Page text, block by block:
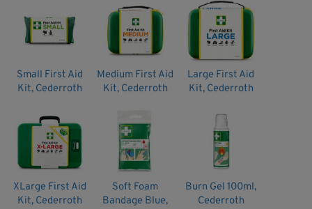
Kombinerad ögon- och sårtvätt
Kan användas flera gånger
Steril till sista droppen
Passar i Första Hjälpen-stationen
150 ml steril koksaltlösning, 0,9% NaCl. Utan
konserveringsmedel. Miljövänlig drivgas: nitrogen. Total
Artikelnr: BG1002309
Small First Aid
Kit, Cederroth
Medium First Aid
Kit, Cederroth
Large First Aid
Kit, Cederroth
XLarge First Aid
Kit, Cederroth
Soft Foam
Bandage Blue,
Burn Gel 100ml,
Cederroth